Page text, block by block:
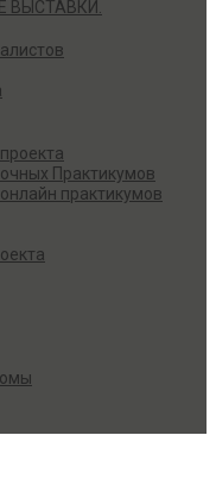
ВЫСТАВКИ.
Практикумов
практикумов